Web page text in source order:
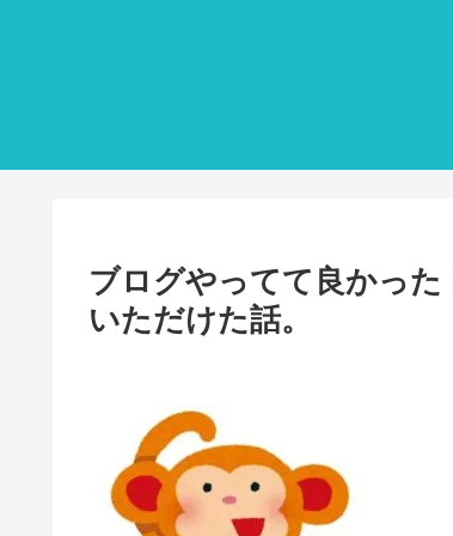
ブログやってて良かっ
いただけた話。